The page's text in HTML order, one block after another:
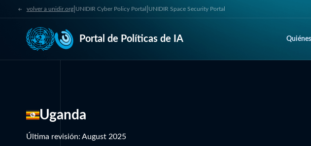
volver a unidir.org| UNIDIR Cyber Policy Portal UNIDIR Space Security Portal
Portal de Políticas de IA
Uganda
Última revisión: August 2025